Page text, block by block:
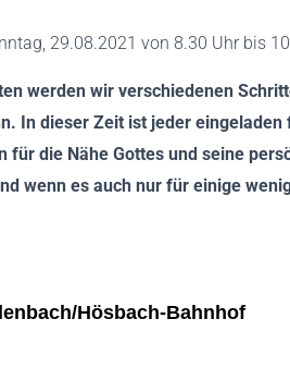
29.08.2021 von 8.30 Uhr bis
werden wir verschiedenen
In dieser Zeit ist jeder
die Nähe Gottes und seine
wenn es auch nur für einige
Hösbach-Bahnhof